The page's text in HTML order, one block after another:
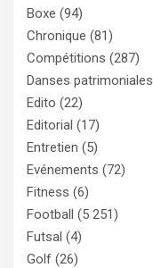
Boxe (94)
Chronique (81)
Compétitions (287)
Danses patrimoniales
Edito (22)
Editorial (17)
Entretien (5)
Evénements (72)
Fitness (6)
Football (5 251)
Futsal (4)
Golf (26)